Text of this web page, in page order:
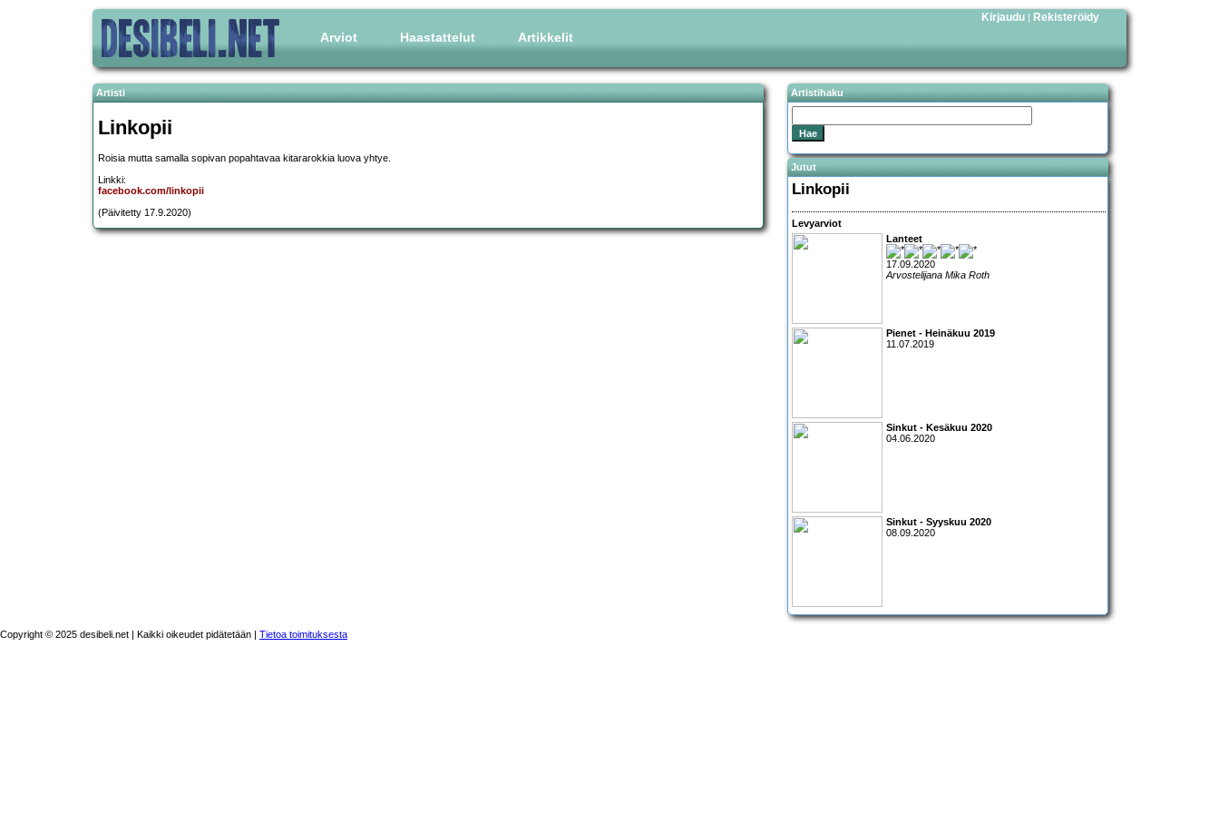
Arviot Haastattelut Artikkelit
Kirjaudu | Rekisteröidy
Artisti
Linkopii
Roisia mutta samalla sopivan popahtavaa kitararokkia luova yhtye.
Linkki:
facebook.com/linkopii
(Päivitetty 17.9.2020)
Artistihaku
Jutut
Linkopii
Levyarviot
Lanteet
17.09.2020
Arvostelijana Mika Roth
Pienet - Heinäkuu 2019
11.07.2019
Sinkut - Kesäkuu 2020
04.06.2020
Sinkut - Syyskuu 2020
08.09.2020
Copyright © 2025 desibeli.net | Kaikki oikeudet pidätetään | Tietoa toimituksesta